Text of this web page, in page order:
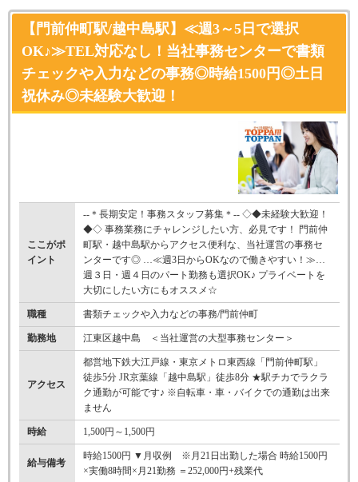
【門前仲町駅/越中島駅】≪週3～5日で選択
OK♪≫TEL対応なし！当社事務センターで書類
チェックや入力などの事務◎時給1500円◎土日
祝休み◎未経験大歓迎！
ここがポ
イント
--＊長期安定！事務スタッフ募集＊-- ◇◆未経験大歓迎！
◆◇ 事務業務にチャレンジしたい方、必見です！ 門前仲
町駅・越中島駅からアクセス便利な、当社運営の事務セ
ンターです◎ …≪週3日からOKなので働きやすい！≫…
週３日・週４日のパート勤務も選択OK♪ プライベートを
大切にしたい方にもオススメ☆
職種 書類チェックや入力などの事務/門前仲町
勤務地 江東区越中島 ＜当社運営の大型事務センター＞
アクセス
都営地下鉄大江戸線・東京メトロ東西線「門前仲町駅」
徒歩5分 JR京葉線「越中島駅」徒歩8分 ★駅チカでラクラ
ク通勤が可能です♪ ※自転車・車・バイクでの通勤は出来
ません
時給 1,500円～1,500円
給与備考
時給1500円 ▼月収例 ※月21日出勤した場合 時給1500円
×実働8時間×月21勤務 ＝252,000円+残業代